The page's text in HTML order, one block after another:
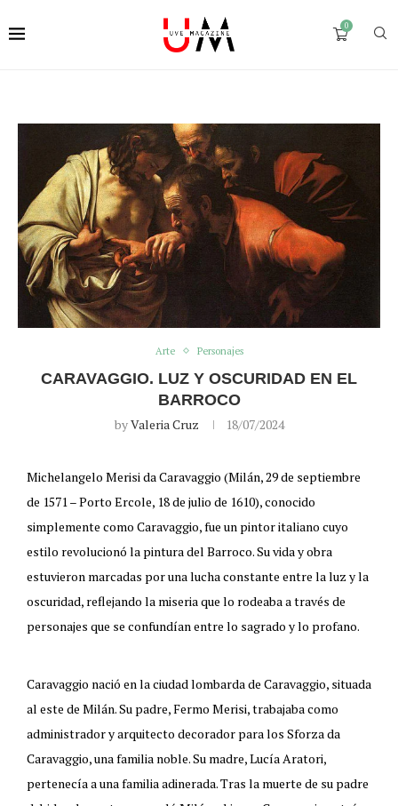
0
Arte Personajes
CARAVAGGIO. LUZ Y OSCURIDAD EN EL
BARROCO
byValeria Cruz 18/07/2024
Michelangelo Merisi da Caravaggio (Milán, 29 de septiembre
de 1571 – Porto Ercole, 18 de julio de 1610), conocido
simplemente como Caravaggio, fue un pintor italiano cuyo
estilo revolucionó la pintura del Barroco. Su vida y obra
estuvieron marcadas por una lucha constante entre la luz y la
oscuridad, reflejando la miseria que lo rodeaba a través de
personajes que se confundían entre lo sagrado y lo profano.
Caravaggio nació en la ciudad lombarda de Caravaggio, situada
al este de Milán. Su padre, Fermo Merisi, trabajaba como
administrador y arquitecto decorador para los Sforza da
Caravaggio, una familia noble. Su madre, Lucía Aratori,
pertenecía a una familia adinerada. Tras la muerte de su padre